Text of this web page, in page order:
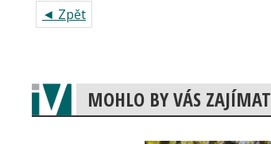
◄ Zpět
MOHLO BY VÁS ZAJÍMAT